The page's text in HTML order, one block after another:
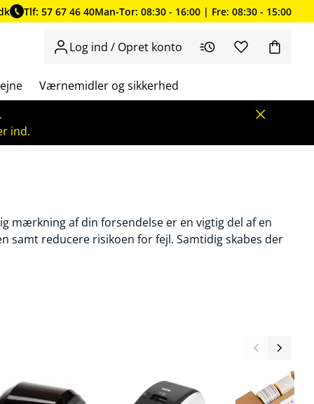
Tlf: 57 67 46 40Man-Tor: 08:30 - 16:00 | Fre: 08:30 - 15:00
Log ind / Opret konto
Værnemidler og sikkerhed
ind.
mærkning af din forsendelse er en vigtig del af en
samt reducere risikoen for fejl. Samtidig skabes der